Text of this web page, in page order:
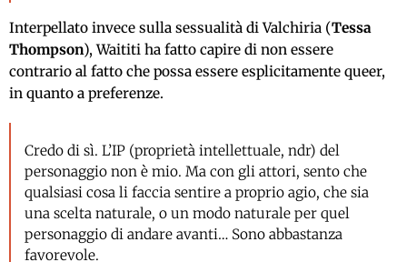
Interpellato invece sulla sessualità di Valchiria (Tessa
Thompson), Waititi ha fatto capire di non essere
contrario al fatto che possa essere esplicitamente queer,
in quanto a preferenze.
Credo di sì. L’IP (proprietà intellettuale, ndr) del
personaggio non è mio. Ma con gli attori, sento che
qualsiasi cosa li faccia sentire a proprio agio, che sia
una scelta naturale, o un modo naturale per quel
personaggio di andare avanti… Sono abbastanza
favorevole.